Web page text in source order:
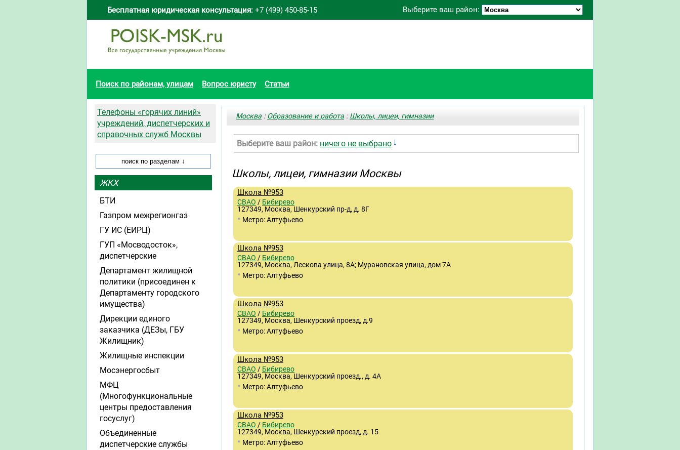
Выберите ваш район:
Бесплатная юридическая консультация: +7 (499) 450-85-15
Поиск по районам, улицам Вопрос юристу Статьи
Москва :Образование и работа :Школы, лицеи, гимназии
Выберите ваш район: ничего не выбрано
Школы, лицеи, гимназии Москвы
Школа №953
СВАО / Бибирево
127349, Москва, Шенкурский пр-д, д. 8Г
• Метро: Алтуфьево
Школа №953
СВАО / Бибирево
127349, Москва, Лескова улица, 8А; Мурановская улица, дом 7А
• Метро: Алтуфьево
Школа №953
СВАО / Бибирево
127349, Москва, Шенкурский проезд, д.9
• Метро: Алтуфьево
Школа №953
СВАО / Бибирево
127349, Москва, Шенкурский проезд., д. 4А
• Метро: Алтуфьево
Школа №953
СВАО / Бибирево
127349, Москва, Шенкурский проезд, д. 15
• Метро: Алтуфьево
Телефоны «горячих линий»
учреждений, диспетчерских и
справочных служб Москвы
ЖКХ
БТИ
Газпром межрегионгаз
ГУ ИС (ЕИРЦ)
ГУП «Мосводосток»,
диспетчерские
Департамент жилищной
политики (присоединен к
Департаменту городского
имущества)
Дирекции единого
заказчика (ДЕЗы, ГБУ
Жилищник)
Жилищные инспекции
Мосэнергосбыт
МФЦ
(Многофункциональные
центры предоставления
госуслуг)
Объединенные
диспетчерские службы